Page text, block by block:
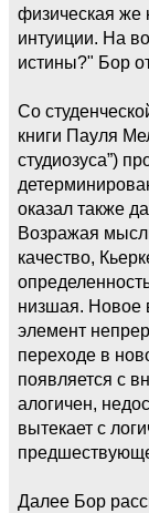
физическая же
интуиции. На
истины?" Бор
Со
книги Пауля
студиозуса”)
оказал также
Возражая
качество,
низшая. Новое
элемент
переходе в
появляется с
алогичен,
вытекает с
Далее Бор